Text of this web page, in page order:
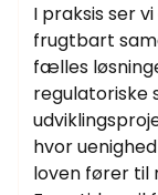
I praksis ser
frugtbart
fælles
regulatoriske
hvor
loven fører til